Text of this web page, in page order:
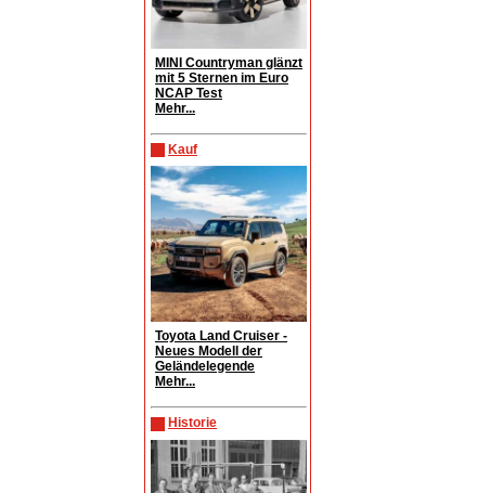
MINI Countryman glänzt
mit 5 Sternen im Euro
NCAP Test
Mehr...
Kauf
Toyota Land Cruiser -
Neues Modell der
Geländelegende
Mehr...
Historie